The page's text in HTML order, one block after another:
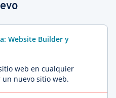
Website Builder y
web en cualquier
nuevo sitio web.